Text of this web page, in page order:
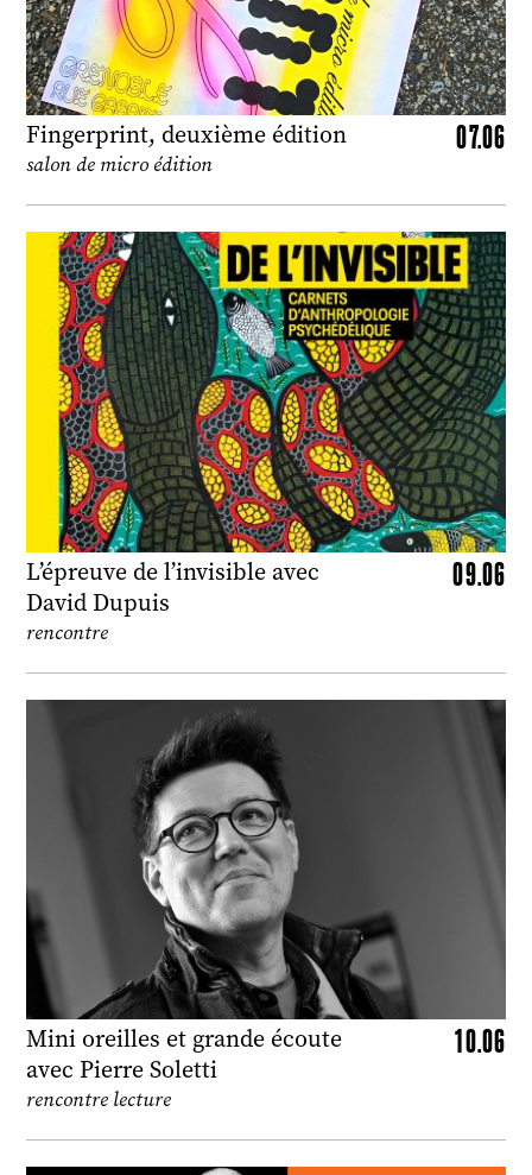
Fingerprint, deuxième édition 07.06
salon de micro édition
L’épreuve de l’invisible avec
David Dupuis
09.06
rencontre
Mini oreilles et grande écoute
avec Pierre Soletti
10.06
rencontre lecture